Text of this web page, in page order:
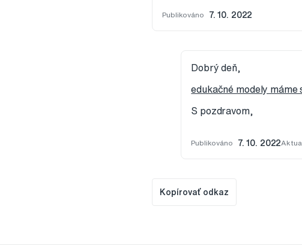
Publikováno 7. 10. 2022
Dobrý deň,
edukačné modely máme
S pozdravom,
Publikováno 7. 10. 2022
Kopírovať odkaz